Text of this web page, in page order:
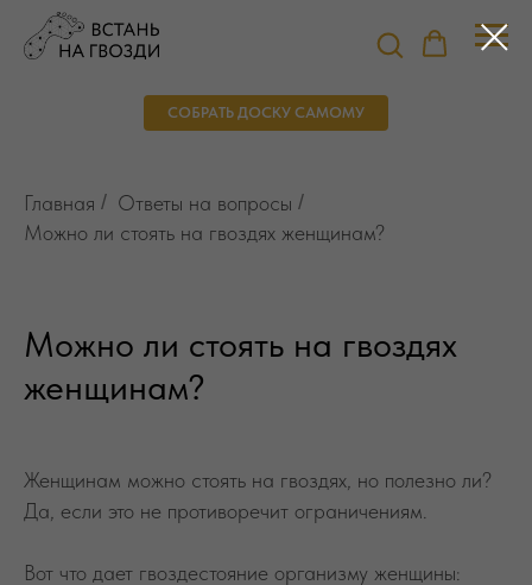
СОБРАТЬ ДОСКУ САМОМУ
Главная / Ответы на вопросы /
Можно ли стоять на гвоздях женщинам?
Можно ли стоять на гвоздях
женщинам?
Женщинам можно стоять на гвоздях, но полезно ли?
Да, если это не противоречит ограничениям.
Вот что дает гвоздестояние организму женщины: